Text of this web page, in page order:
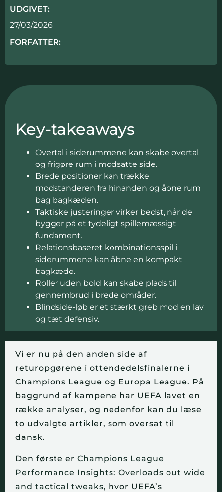
Key-takeaways
Overtal i siderummene kan skabe overtal
og frigøre rum i modsatte side.
Brede positioner kan trække
modstanderen fra hinanden og åbne rum
bag bagkæden.
Taktiske justeringer virker bedst, når de
bygger på et tydeligt spillemæssigt
fundament.
Relationsbaseret kombinationsspil i
siderummene kan åbne en kompakt
bagkæde.
Roller uden bold kan skabe plads til
gennembrud i brede områder.
Blindside-løb er et stærkt greb mod en lav
og tæt defensiv.
Vi er nu på den anden side af
returopgørene i ottendedelsfinalerne i
Champions League og Europa League. På
baggrund af kampene har UEFA lavet en
række analyser, og nedenfor kan du læse
to udvalgte artikler, som oversat til
dansk.
Den første erChampions League
Performance Insights: Overloads out wide
and tactical tweaks, hvor UEFA’s
UDGIVET:
27/03/2026
FORFATTER: